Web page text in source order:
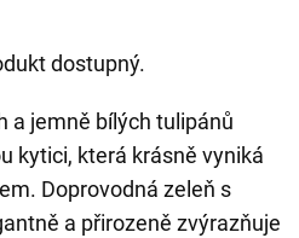
dostupný.
a jemně bílých tulipánů
kytici, která krásně vyniká
Doprovodná zeleň s
a přirozeně zvýrazňuje